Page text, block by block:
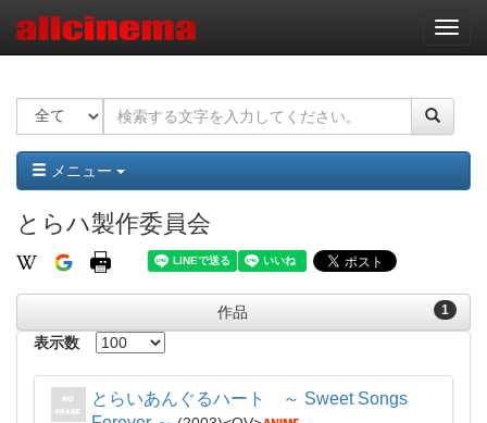
ナ
ビ
ー
ョ
ン
メニュー
とらハ製作委員会
1
作品
表示数
とらいあんぐるハート ～ Sweet Songs